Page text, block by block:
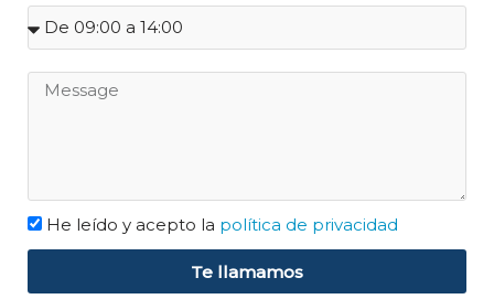
He leído y acepto la política de privacidad
Te llamamos